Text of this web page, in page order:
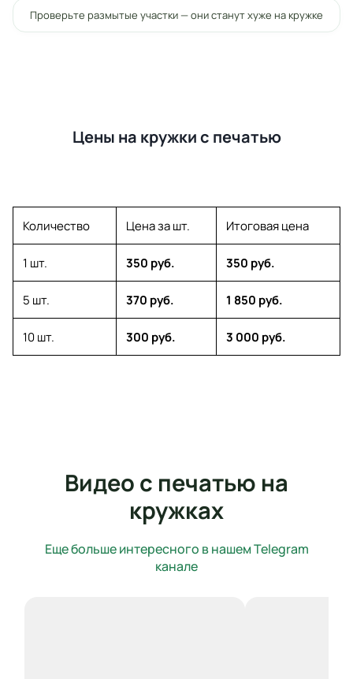
Проверьте размытые участки — они станут хуже на кружке
Цены на кружки с печатью
Количество Цена за шт. Итоговая цена
1 шт. 350 руб. 350 руб.
5 шт. 370 руб. 1 850 руб.
10 шт. 300 руб. 3 000 руб.
Видео с печатью на
кружках
Еще больше интересного в нашем Telegram
канале